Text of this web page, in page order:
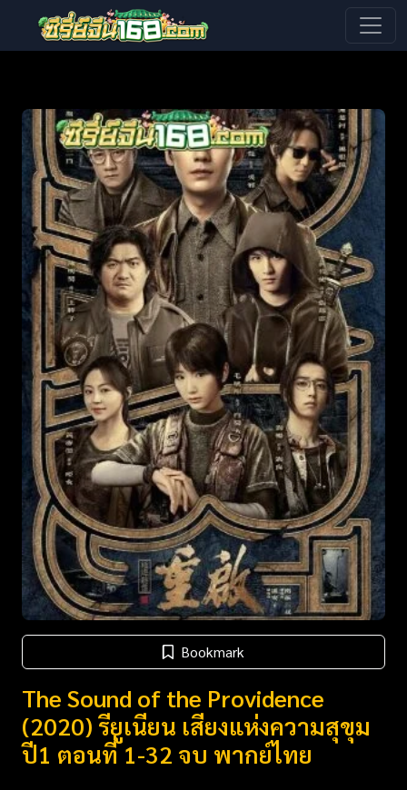
Bookmark
The Sound of the Providence
(2020) รียูเนียน เสียงแห่งความสุขุม
ปี1 ตอนที่ 1-32 จบ พากย์ไทย